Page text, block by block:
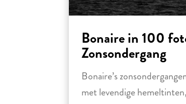
Bonaire in 100
Zonsondergang
Bonaire’s
met levendige hemeltinten,